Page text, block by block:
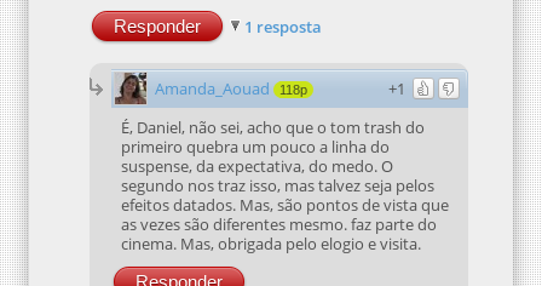
Responder 1 resposta
+1
Amanda_Aouad 118p
É, Daniel, não sei, acho que o tom trash do
primeiro quebra um pouco a linha do
suspense, da expectativa, do medo. O
segundo nos traz isso, mas talvez seja pelos
efeitos datados. Mas, são pontos de vista que
as vezes são diferentes mesmo. faz parte do
cinema. Mas, obrigada pelo elogio e visita.
Responder